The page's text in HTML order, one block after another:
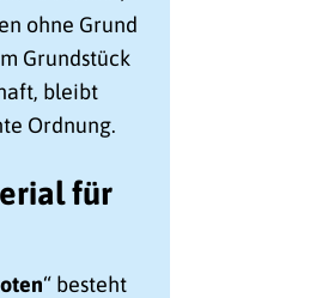
ohne Grund
Grundstück
bleibt
Ordnung.
für
“ besteht